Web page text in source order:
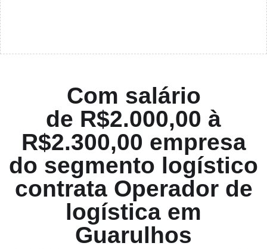
Com salário
de R$2.000,00 à
R$2.300,00 empresa
do segmento logístico
contrata Operador de
logística em
Guarulhos